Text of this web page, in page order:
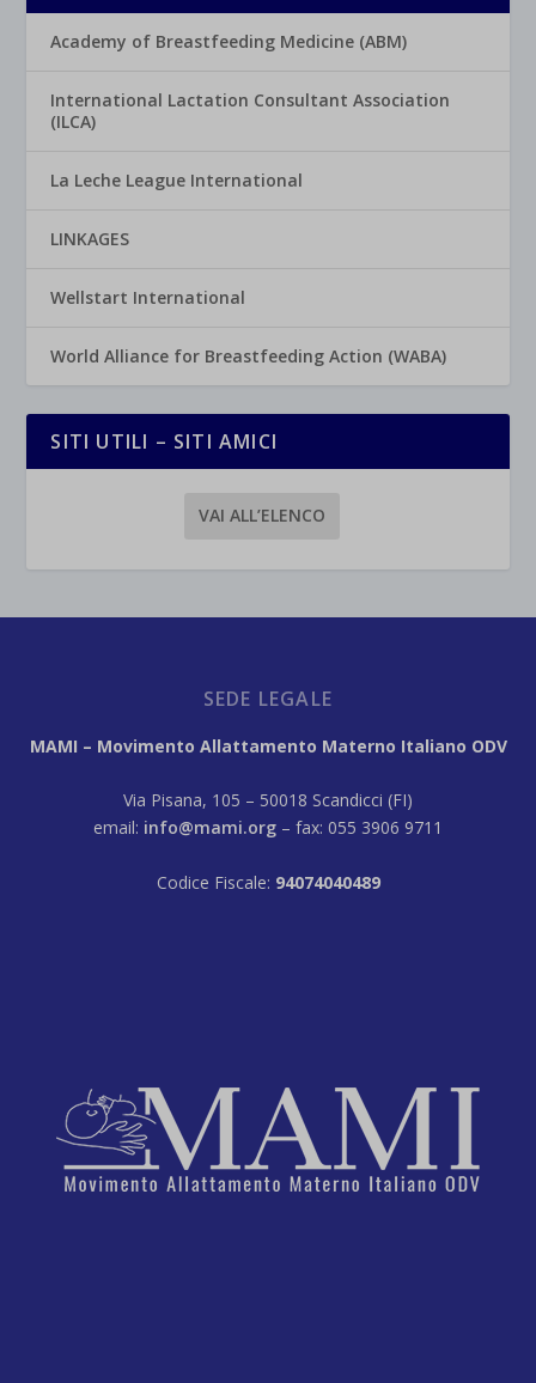
Academy of Breastfeeding Medicine (ABM)
International Lactation Consultant Association
(ILCA)
La Leche League International
LINKAGES
Wellstart International
World Alliance for Breastfeeding Action (WABA)
SITI UTILI – SITI AMICI
VAI ALL’ELENCO
SEDE LEGALE
MAMI – Movimento Allattamento Materno Italiano ODV
Via Pisana, 105 – 50018 Scandicci (FI)
email: info@mami.org – fax: 055 3906 9711
Codice Fiscale: 94074040489